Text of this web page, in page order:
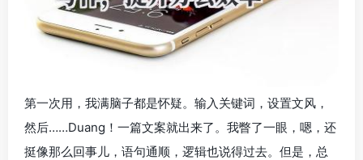
第一次用，我满脑子都是怀疑。输入关键词，设置文风，
然后……Duang！一篇文案就出来了。我瞥了一眼，嗯，还
挺像那么回事儿，语句通顺，逻辑也说得过去。但是，总